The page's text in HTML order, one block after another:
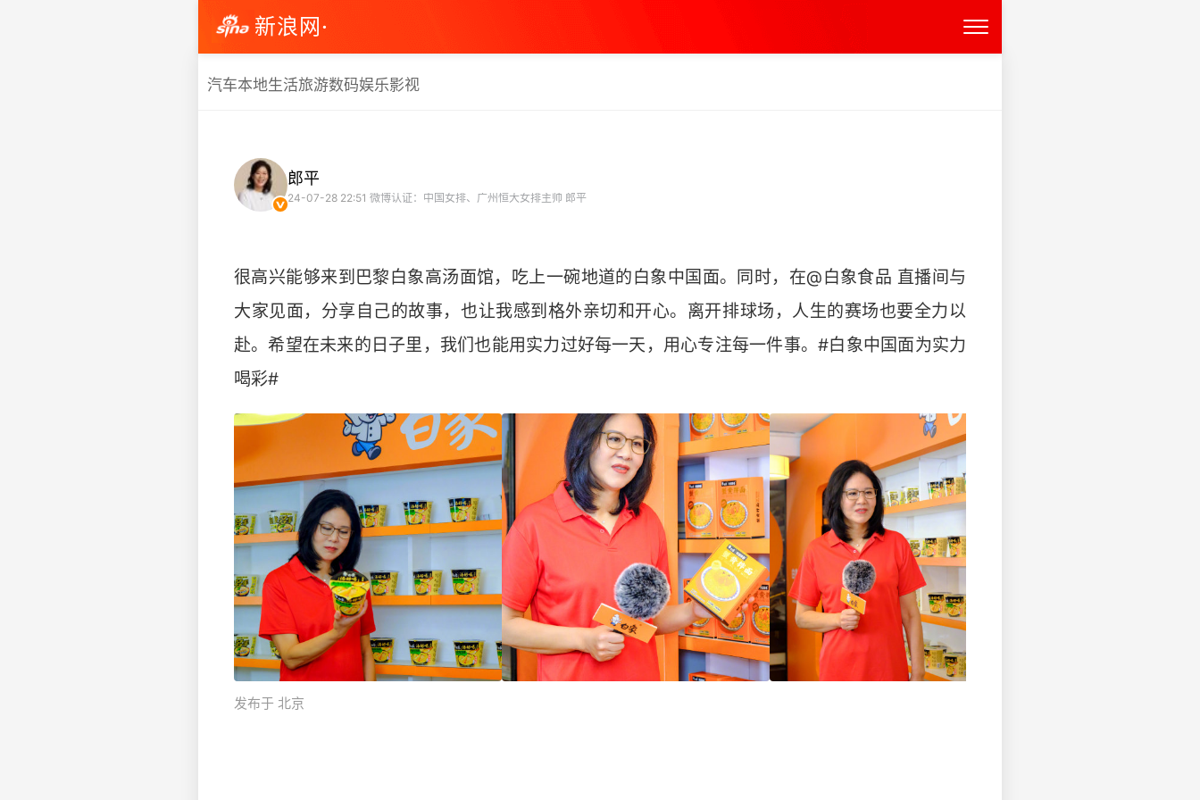
新浪网·
汽车本地生活旅游数码娱乐影视
郎平
24-07-28 22:51 微博认证：中国女排、广州恒大女排主帅 郎平
很高兴能够来到巴黎白象高汤面馆，吃上一碗地道的白象中国面。同时，在@白象食品 直播间与
大家见面，分享自己的故事，也让我感到格外亲切和开心。离开排球场，人生的赛场也要全力以
赴。希望在未来的日子里，我们也能用实力过好每一天，用心专注每一件事。#白象中国面为实力
喝彩# ​
发布于 北京